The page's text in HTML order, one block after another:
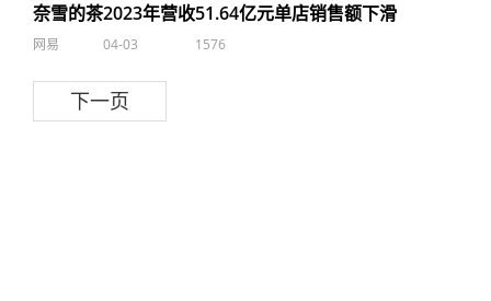
奈雪的茶2023年营收51.64亿元单店销售额下滑
网易 04-03 1576
下一页